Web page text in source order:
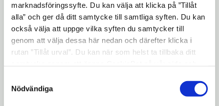
marknadsföringssyfte. Du kan välja att klicka på ”Tillåt
alla” och ger då ditt samtycke till samtliga syften. Du kan
också välja att uppge vilka syften du samtycker till
genom att välja dessa här nedan och därefter klicka i
rutan ”Tillåt urval”. Du kan när som helst ta tillbaka ditt
"Visa detaljer" kan du läsa om hur kakorna används och
hur vi och våra leverantörer inhämtar och behandlar
Nödvändiga
Nord - en norsk/ungersk film - på
Mölnbo Bio för åk 1-3
expand_more
Flykten över gränsen - en norsk film -
på Estrad för åk 4-6
expand_more